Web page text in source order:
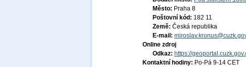
Město: Praha 8
Poštovní kód: 182 11
Země: Česká republika
E-mail:
Online zdroj
Odkaz: https://
Kontaktní hodiny: Po-Pá 9-14 CET